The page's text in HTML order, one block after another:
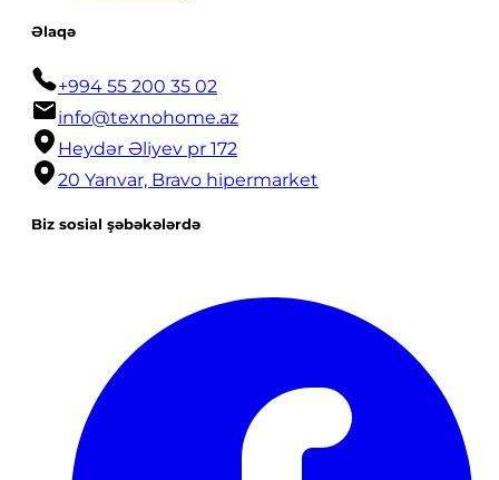
Əlaqə
+994 55 200 35 02
info@texnohome.az
Heydər Əliyev pr 172
20 Yanvar, Bravo hipermarket
Biz sosial şəbəkələrdə